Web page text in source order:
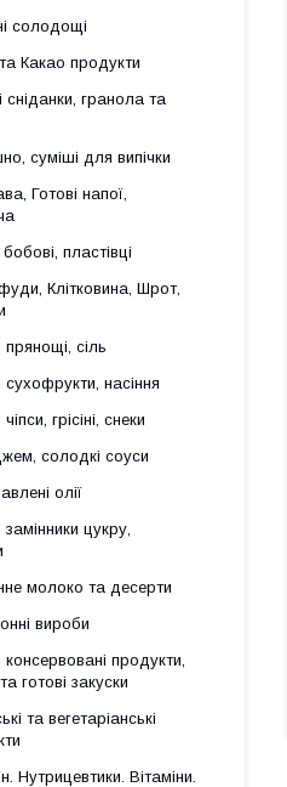
солодощі
Какао продукти
сніданки, гранола та
суміші для випічки
Готові напої,
пластівці
Клітковина, Шрот,
прянощі, сіль
сухофрукти, насіння
грісіні, снеки
солодкі соуси
олії
цукру,
молоко та десерти
вироби
продукти,
готові закуски
та вегетаріанські
Нутрицевтики. Вітаміни.